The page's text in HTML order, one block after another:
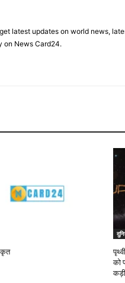
latest updates on world news,
on News Card24.
को